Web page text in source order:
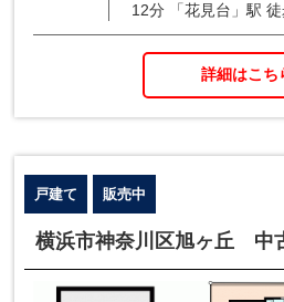
12分 「花見台」駅
詳細はこち
戸建て 販売中
横浜市神奈川区旭ヶ丘 中